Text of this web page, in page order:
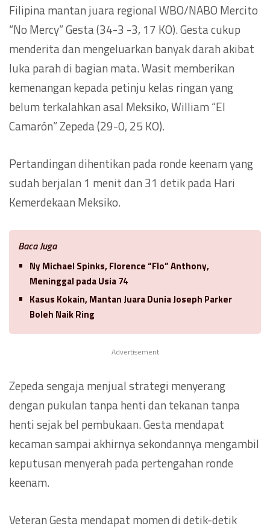
Filipina mantan juara regional WBO/NABO Mercito
“No Mercy” Gesta (34-3 -3, 17 KO). Gesta cukup
menderita dan mengeluarkan banyak darah akibat
luka parah di bagian mata. Wasit memberikan
kemenangan kepada petinju kelas ringan yang
belum terkalahkan asal Meksiko, William “El
Camarón” Zepeda (29-0, 25 KO).
Pertandingan dihentikan pada ronde keenam yang
sudah berjalan 1 menit dan 31 detik pada Hari
Kemerdekaan Meksiko.
Baca Juga
Ny Michael Spinks, Florence “Flo” Anthony,
Meninggal pada Usia 74
Kasus Kokain, Mantan Juara Dunia Joseph Parker
Boleh Naik Ring
Advertisement
Zepeda sengaja menjual strategi menyerang
dengan pukulan tanpa henti dan tekanan tanpa
henti sejak bel pembukaan. Gesta mendapat
kecaman sampai akhirnya sekondannya mengambil
keputusan menyerah pada pertengahan ronde
keenam.
Veteran Gesta mendapat momen di detik-detik